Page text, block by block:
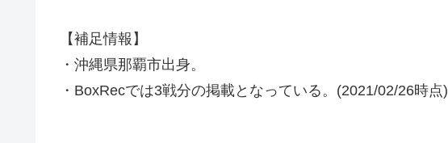
【補足情報】
・沖縄県那覇市出身。
・BoxRecでは3戦分の掲載となっている。(2021/02/26時点)